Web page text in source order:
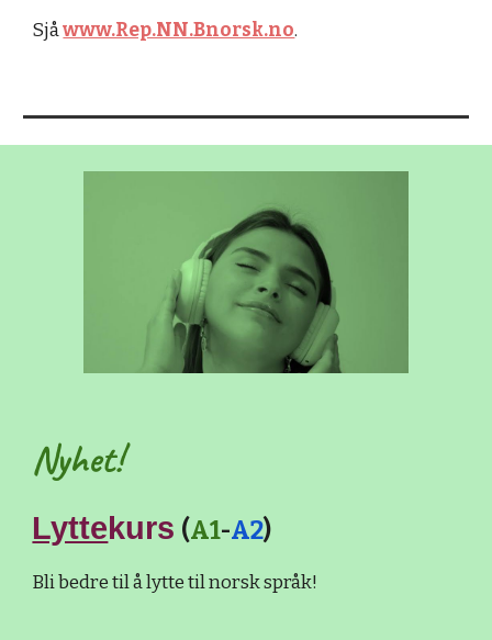
Sjåwww.Rep.NN.Bnorsk.no.
Nyhet!
Lyttekurs (A1-A2)
Bli bedre til å lytte til norsk språk!